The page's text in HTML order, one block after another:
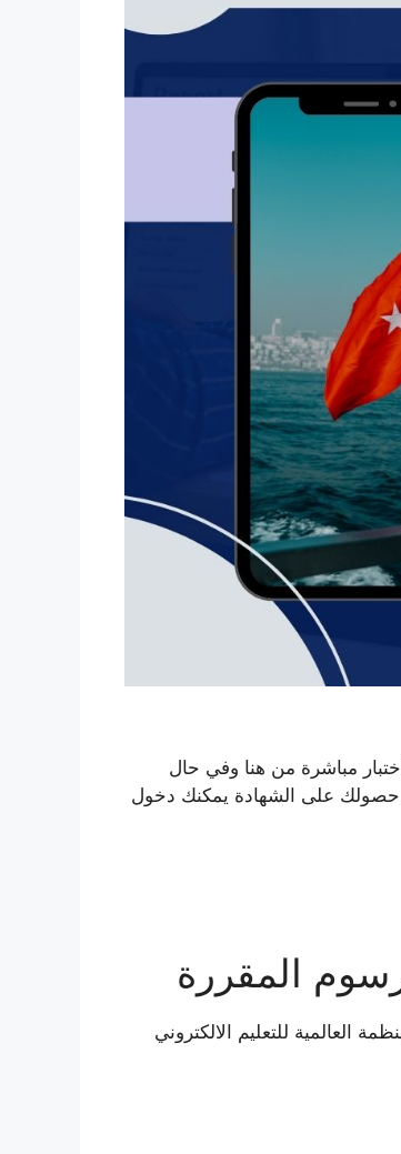
مباشرة من هنا وفي حال
حصولك على الشهادة يمكنك دخول
المقررة
العالمية للتعليم الالكتروني